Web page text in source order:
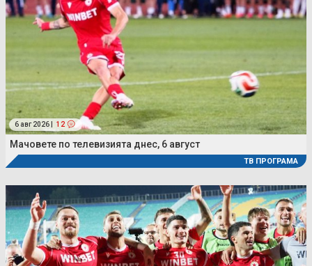
6 авг 2026 | 12
Мачовете по телевизията днес, 6 август
ТВ ПРОГРАМА